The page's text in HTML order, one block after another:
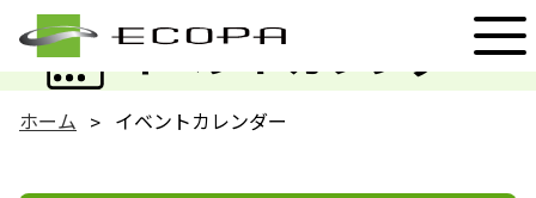
イベントカレンダー
EVENT
ホーム イベントカレンダー